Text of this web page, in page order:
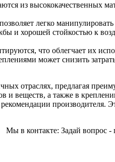
из высококачественных
легко
и хорошей стойкостью к
что облегчает их
может снизить
отраслях, предлагая
и веществ, а также в
Мы в контакте: Задай вопрос -